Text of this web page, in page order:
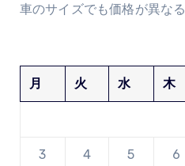
車のサイズでも価格が異なる
月 火 水 木
3 4 5 6